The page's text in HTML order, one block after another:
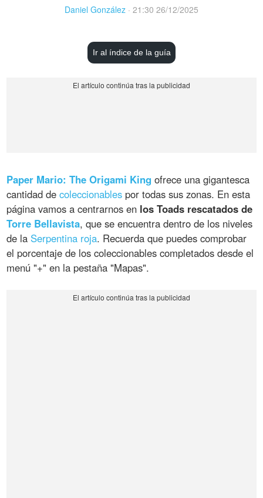
Daniel González · 21:30 26/12/2025
Ir al índice de la guía
Paper Mario: The Origami King ofrece una gigantesca
cantidad decoleccionables por todas sus zonas. En esta
página vamos a centrarnos en los Toads rescatados de
Torre Bellavista, que se encuentra dentro de los niveles
de la Serpentina roja. Recuerda que puedes comprobar
el porcentaje de los coleccionables completados desde el
menú "+" en la pestaña "Mapas".